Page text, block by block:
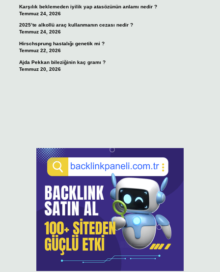
Karşılık beklemeden iyilik yap atasözünün anlamı nedir ?
Temmuz 24, 2026
2025’te alkollü araç kullanmanın cezası nedir ?
Temmuz 24, 2026
Hirschsprung hastalığı genetik mi ?
Temmuz 22, 2026
Ajda Pekkan bileziğinin kaç gramı ?
Temmuz 20, 2026